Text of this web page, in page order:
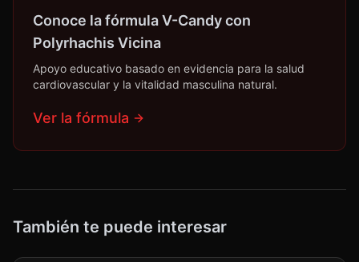
Conoce la fórmula V-Candy con
Polyrhachis Vicina
Apoyo educativo basado en evidencia para la salud
cardiovascular y la vitalidad masculina natural.
Ver la fórmula
También te puede interesar